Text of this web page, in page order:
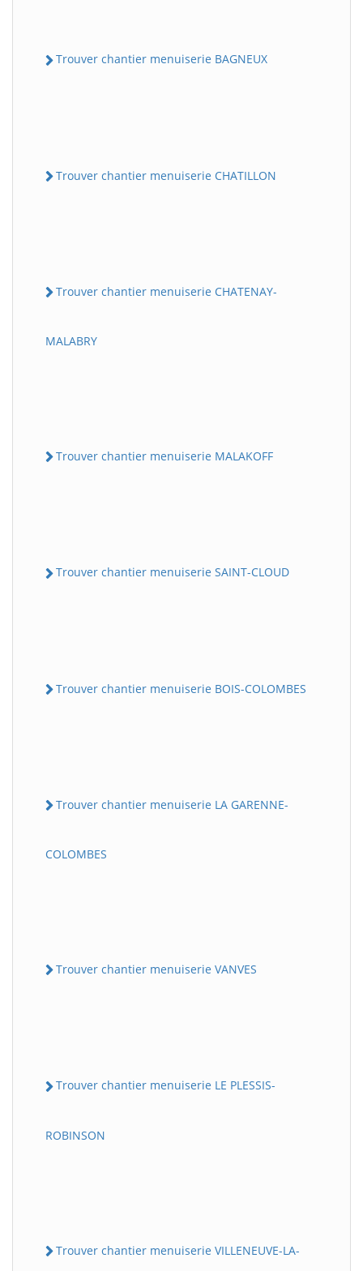
Trouver chantier menuiserie BAGNEUX
Trouver chantier menuiserie CHATILLON
Trouver chantier menuiserie CHATENAY-
MALABRY
Trouver chantier menuiserie MALAKOFF
Trouver chantier menuiserie SAINT-CLOUD
Trouver chantier menuiserie BOIS-COLOMBES
Trouver chantier menuiserie LA GARENNE-
COLOMBES
Trouver chantier menuiserie VANVES
Trouver chantier menuiserie LE PLESSIS-
ROBINSON
Trouver chantier menuiserie VILLENEUVE-LA-